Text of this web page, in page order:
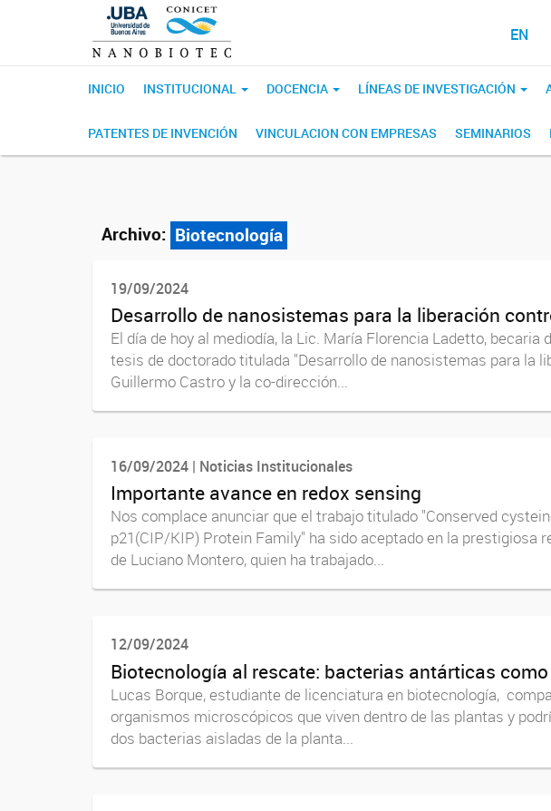
EN
INICIO INSTITUCIONAL DOCENCIA LÍNEAS DE INVESTIGACIÓN
PATENTES DE INVENCIÓN VINCULACION CON EMPRESAS SEMINARIOS
Archivo: Biotecnología
19/09/2024
Desarrollo de nanosistemas para la liberación
El día de hoy al mediodía, la Lic. María Florencia Ladetto,
tesis de doctorado titulada "Desarrollo de nanosistemas para la
Guillermo Castro y la co-dirección...
16/09/2024 | Noticias Institucionales
Importante avance en redox sensing
Nos complace anunciar que el trabajo titulado "Conserved
p21(CIP/KIP) Protein Family" ha sido aceptado en la
de Luciano Montero, quien ha trabajado...
12/09/2024
Biotecnología al rescate: bacterias antárticas
Lucas Borque, estudiante de licenciatura en biotecnología,
organismos microscópicos que viven dentro de las plantas y
dos bacterias aisladas de la planta...